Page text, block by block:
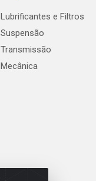
Lubrificantes e Filtros
Suspensão
Transmissão
Mecânica